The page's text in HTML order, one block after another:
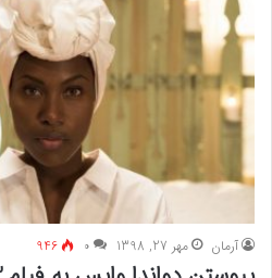
آرمان مهر 27, 1398 ۰ 946